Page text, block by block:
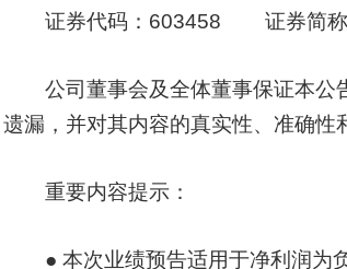
证券代码：603458 证券简称
公司董事会及全体董事保证本公
遗漏，并对其内容的真实性、准确性
重要内容提示：
● 本次业绩预告适用于净利润为负